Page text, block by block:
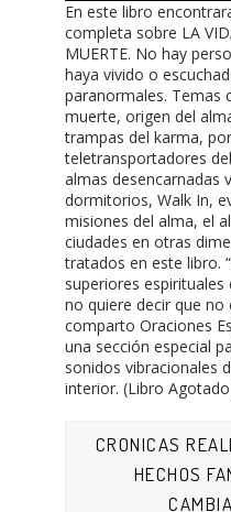
En este libro
completa sobre LA
MUERTE. No hay
haya vivido o
paranormales. Temas
muerte, origen del
trampas del karma,
teletransportadores
almas desencarnadas
dormitorios, Walk In,
misiones del alma, el
ciudades en otras
tratados en este libro.
superiores
no quiere decir que no
comparto Oraciones
una sección especial
sonidos vibracionales
interior. (Libro
CRONICAS
HECHOS